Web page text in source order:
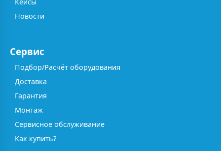
Кейсы
Новости
Сервис
Подбор/Расчёт оборудования
Доставка
Гарантия
Монтаж
Сервисное обслуживание
Как купить?